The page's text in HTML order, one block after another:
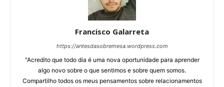
Francisco Galarreta
https://antesdasobremesa.wordpress.com
"Acredito que todo dia é uma nova oportunidade para aprender
algo novo sobre o que sentimos e sobre quem somos.
Compartilho todos os meus pensamentos sobre relacionamentos